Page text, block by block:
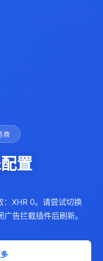
商
置
XHR 0。请尝试切换
告拦截插件后刷新。